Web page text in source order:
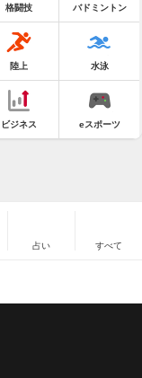
格闘技 バドミントン
陸上 水泳
ビジネス eスポーツ
占い すべて